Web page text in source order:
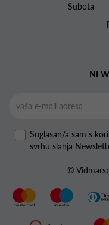
Suglasan/a sam s
svrhu slanja
©